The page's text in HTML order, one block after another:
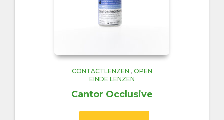
CONTACTLENZEN , OPEN
EINDE LENZEN
Cantor Occlusive